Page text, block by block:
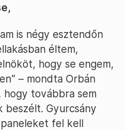
is négy esztendőn
éltem,
hogy se engem,
– mondta Orbán
hogy továbbra sem
beszélt. Gyurcsány
fel kell